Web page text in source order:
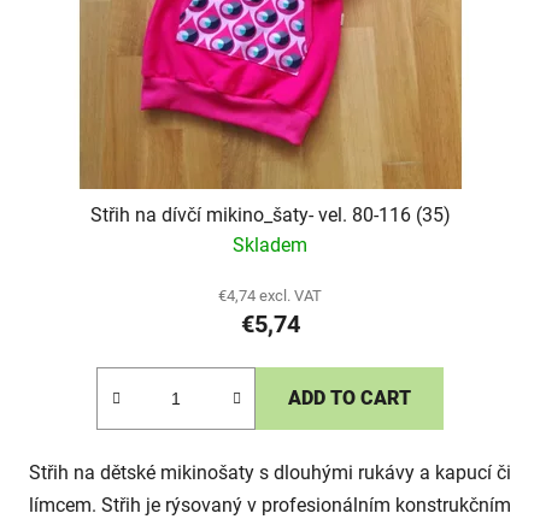
Střih na dívčí mikino_šaty- vel. 80-116 (35)
Skladem
€4,74 excl. VAT
€5,74
ADD TO CART
Střih na dětské mikinošaty s dlouhými rukávy a kapucí či
límcem. Střih je rýsovaný v profesionálním konstrukčním